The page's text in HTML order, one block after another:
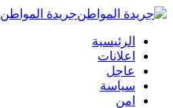
جريدة المواطن
الرئيسية
اعلانات
عاجل
سياسة
امن